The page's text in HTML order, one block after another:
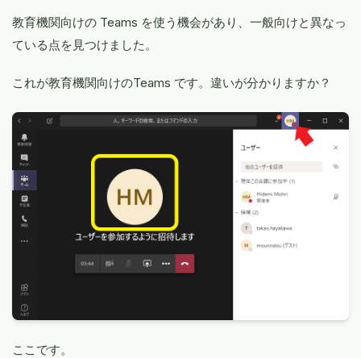
教育機関向けの Teams を使う機会があり、一般向けと異なっ
ている点を見つけました。
これが教育機関向けのTeams です。違いが分かりますか？
ここです。